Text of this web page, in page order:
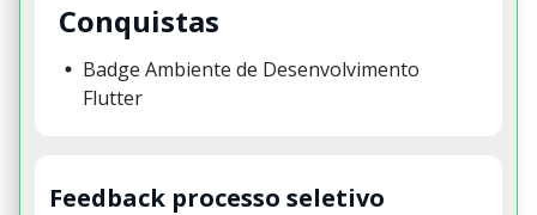
Conquistas
Badge Ambiente de Desenvolvimento
Flutter
Feedback processo seletivo